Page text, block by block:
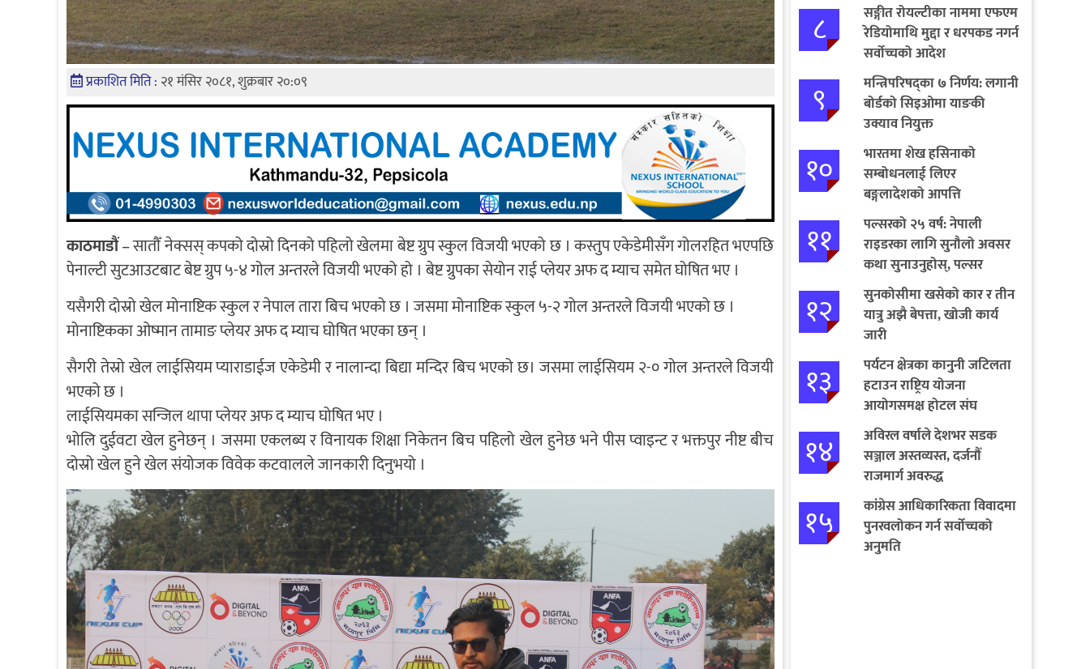
प्रकाशित मिति : २१ मंसिर २०८१, शुक्रबार २०:०९
काठमाडौं– सातौँ नेक्सस् कपको दोस्रो दिनको पहिलो खेलमा बेष्ट ग्रुप स्कुल विजयी भएको छ । कस्तुप एकेडेमीसँग गोलरहित भएपछि
पेनाल्टी सुटआउटबाट बेष्ट ग्रुप ५-४ गोल अन्तरले विजयी भएको हो । बेष्ट ग्रुपका सेयोन राई प्लेयर अफ द म्याच समेत घोषित भए ।
यसैगरी दोस्रो खेल मोनाष्टिक स्कुल र नेपाल तारा बिच भएको छ । जसमा मोनाष्टिक स्कुल ५-२ गोल अन्तरले विजयी भएको छ ।
मोनाष्टिकका ओष्मान तामाङ प्लेयर अफ द म्याच घोषित भएका छन् ।
सैगरी तेस्रो खेल लाईसियम प्याराडाईज एकेडेमी र नालान्दा बिद्या मन्दिर बिच भएको छ। जसमा लाईसियम २-० गोल अन्तरले विजयी
भएको छ ।
लाईसियमका सन्जिल थापा प्लेयर अफ द म्याच घोषित भए ।
भोलि दुईवटा खेल हुनेछन् । जसमा एकलब्य र विनायक शिक्षा निकेतन बिच पहिलो खेल हुनेछ भने पीस प्वाइन्ट र भक्तपुर नीष्ट बीच
दोस्रो खेल हुने खेल संयोजक विवेक कटवालले जानकारी दिनुभयो ।
८
सङ्गीत रोयल्टीका नाममा एफएम
रेडियोमाथि मुद्दा र धरपकड नगर्न
सर्वोच्चको आदेश
९
मन्त्रिपरिषद्का ७ निर्णय: लगानी
बोर्डको सिइओमा याङकी
उक्याव नियुक्त
१०
भारतमा शेख हसिनाको
सम्बोधनलाई लिएर
बङ्गलादेशको आपत्ति
११
पल्सरको २५ वर्ष: नेपाली
राइडरका लागि सुनौलो अवसर
कथा सुनाउनुहोस्, पल्सर
जित्नुहोस्
१२
सुनकोसीमा खसेको कार र तीन
यात्रु अझै बेपत्ता, खोजी कार्य
जारी
१३
पर्यटन क्षेत्रका कानुनी जटिलता
हटाउन राष्ट्रिय योजना
आयोगसमक्ष होटल संघ
बागमतीका पाँचबुँदे माग
१४
अविरल वर्षाले देशभर सडक
सञ्जाल अस्तव्यस्त, दर्जनौँ
राजमार्ग अवरुद्ध
१५
कांग्रेस आधिकारिकता विवादमा
पुनरवलोकन गर्न सर्वोच्चको
अनुमति